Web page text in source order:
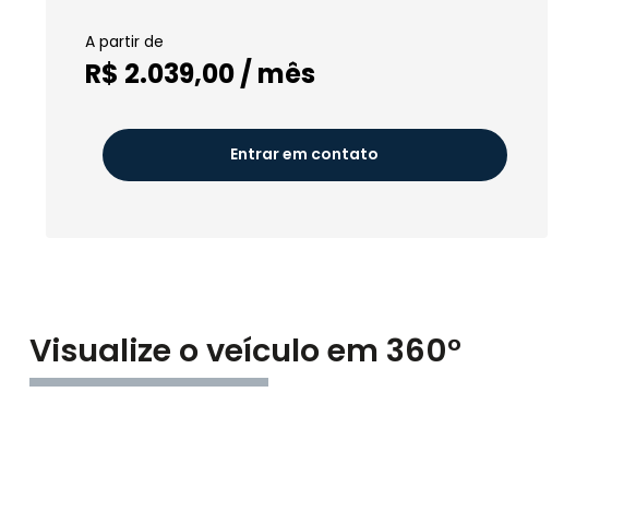
A partir de
R$ 2.039,00/ mês
Entrar em contato
Visualize o veículo em 360°